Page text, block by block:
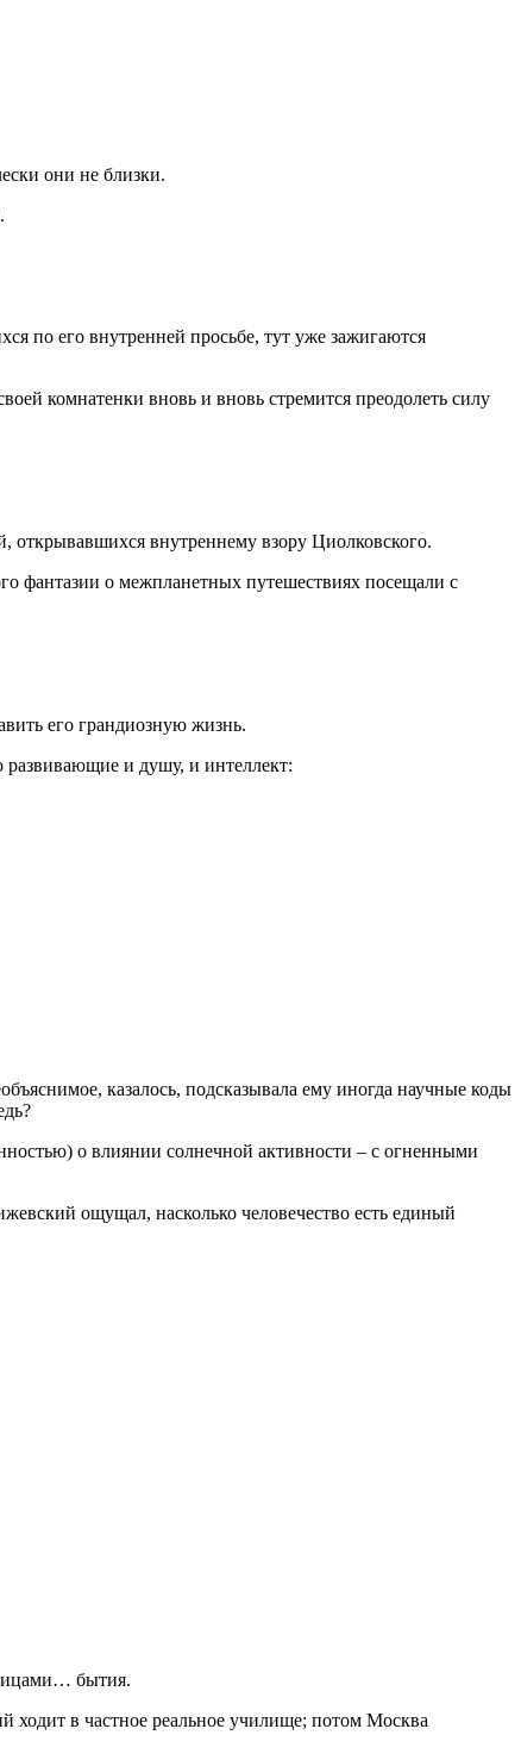
они не близки.
по его внутренней просьбе, тут уже зажигаются
комнатенки вновь и вновь стремится преодолеть силу
открывавшихся внутреннему взору Циолковского.
фантазии о межпланетных путешествиях посещали с
его грандиозную жизнь.
развивающие и душу, и интеллект:
казалось, подсказывала ему иногда научные коды
о влиянии солнечной активности – с огненными
ощущал, насколько человечество есть единый
бытия.
ходит в частное реальное училище; потом Москва